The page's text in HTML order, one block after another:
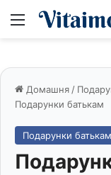
Меню
Домашня /
Подарунки батькам
Подарунки батькам